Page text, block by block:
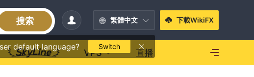
搜索 繁體中文
default language? Switch
下載WikiFX
VPS 直播